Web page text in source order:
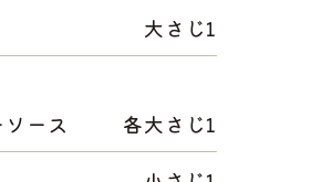
大さじ1
ース
各大さじ1